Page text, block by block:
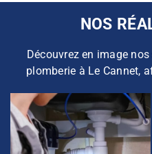
NOS
Découvrez en image
plomberie à Le Cannet,